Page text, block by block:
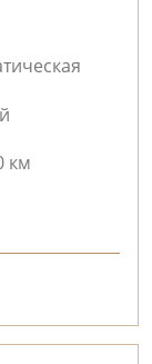
км